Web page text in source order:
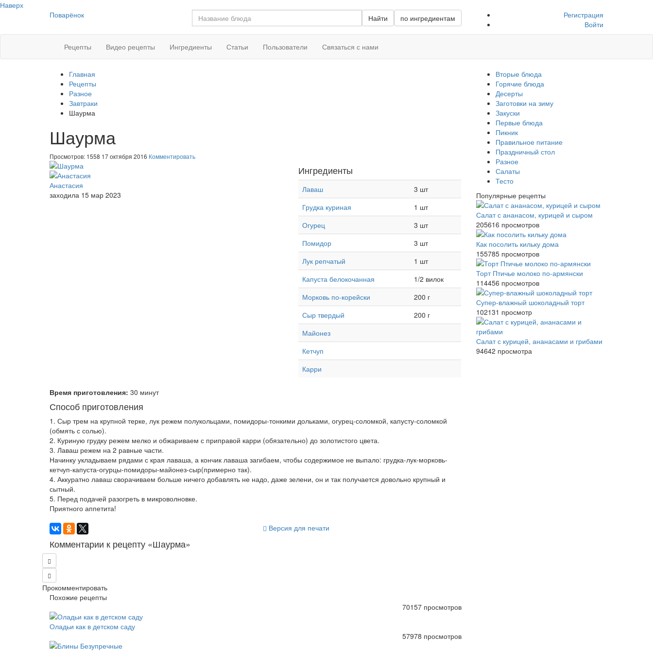
Наверх
Поварёнок
Найти по ингредиентам
Регистрация
Войти
Рецепты Видео рецепты Ингредиенты Статьи Пользователи Связаться с нами
Главная
Рецепты
Разное
Завтраки
Шаурма
Шаурма
Просмотров: 1558 17 октября 2016 Комментировать
Анастасия
заходила 15 мар 2023
Ингредиенты
Лаваш
3 шт
Грудка куриная
1 шт
Огурец
3 шт
Помидор
3 шт
Лук репчатый
1 шт
Капуста белокочанная
1/2 вилок
Морковь по-корейски
200 г
Сыр твердый
200 г
Майонез
Кетчуп
Карри
Время приготовления: 30 минут
Способ приготовления
1. Сыр трем на крупной терке, лук режем полукольцами, помидоры-тонкими дольками, огурец-соломкой, капусту-соломкой
(обмять с солью).
2. Куриную грудку режем мелко и обжариваем с приправой карри (обязательно) до золотистого цвета.
3. Лаваш режем на 2 равные части.
Начинку укладываем рядами с края лаваша, а кончик лаваша загибаем, чтобы содержимое не выпало: грудка-лук-морковь-
кетчуп-капуста-огурцы-помидоры-майонез-сыр(примерно так).
4. Аккуратно лаваш сворачиваем больше ничего добавлять не надо, даже зелени, он и так получается довольно крупный и
сытный.
5. Перед подачей разогреть в микроволновке.
Приятного аппетита!
Версия для печати
Комментарии к рецепту «Шаурма»
Прокомментировать
Похожие рецепты
70157 просмотров
Оладьи как в детском саду
57978 просмотров
Вторые блюда
Горячие блюда
Десерты
Заготовки на зиму
Закуски
Первые блюда
Пикник
Правильное питание
Праздничный стол
Разное
Салаты
Тесто
Популярные рецепты
Салат с ананасом, курицей и сыром
205616 просмотров
Как посолить кильку дома
155785 просмотров
Торт Птичье молоко по-армянски
114456 просмотров
Супер-влажный шоколадный торт
102131 просмотр
Салат с курицей, ананасами и грибами
94642 просмотра